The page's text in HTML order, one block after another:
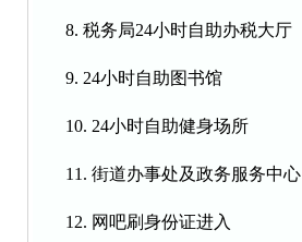
8. 税务局24小时自助办税大厅
9. 24小时自助图书馆
10. 24小时自助健身场所
11. 街道办事处及政务服务中心
12. 网吧刷身份证进入